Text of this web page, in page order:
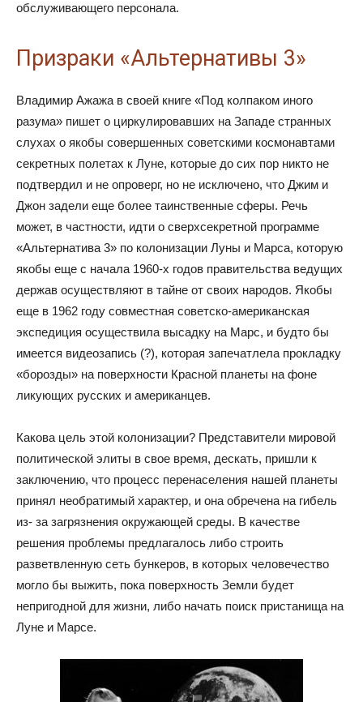
обслуживающего персонала.
Призраки «Альтернативы 3»
Владимир Ажажа в своей книге «Под колпаком иного
разума» пишет о циркулировавших на Западе странных
слухах о якобы совершенных советскими космонавтами
секретных полетах к Луне, которые до сих пор никто не
подтвердил и не опроверг, но не исключено, что Джим и
Джон задели еще более таинственные сферы. Речь
может, в частности, идти о сверхсекретной программе
«Альтернатива 3» по колонизации Луны и Марса, которую
якобы еще с начала 1960-х годов правительства ведущих
держав осуществляют в тайне от своих народов. Якобы
еще в 1962 году совместная советско-американская
экспедиция осуществила высадку на Марс, и будто бы
имеется видеозапись (?), которая запечатлела прокладку
«борозды» на поверхности Красной планеты на фоне
ликующих русских и американцев.
Какова цель этой колонизации? Представители мировой
политической элиты в свое время, дескать, пришли к
заключению, что процесс перенаселения нашей планеты
принял необратимый характер, и она обречена на гибель
из- за загрязнения окружающей среды. В качестве
решения проблемы предлагалось либо строить
разветвленную сеть бункеров, в которых человечество
могло бы выжить, пока поверхность Земли будет
непригодной для жизни, либо начать поиск пристанища на
Луне и Марсе.